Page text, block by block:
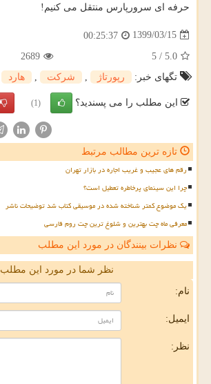
حرفه ای سرورپارس منتقل می کنیم !
1399/03/15
00:25:37
5.0
/
5
2689
تگهای خبر:
رپورتاژ شركت هارد
این مطلب را می پسندید؟ (1)
تازه ترین مطالب مرتبط
رقم های عجیب و غریب اجاره در بازار تهران
چرا این سینمای پرخاطره تعطیل است؟
یک موضوع کمتر شناخته شده در موسیقی کتاب شد توضیحات ناشر
معرفی ماه چت بهترین و شلوغ ترین چت روم فارسی
نظرات بینندگان در مورد این مطلب
نظر شما در مورد این مطلب
نام:
ایمیل:
نظر: